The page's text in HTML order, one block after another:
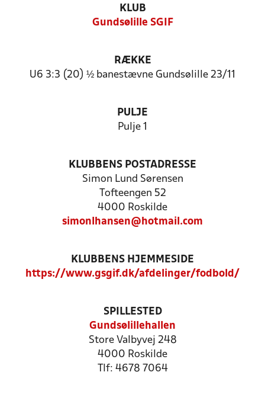
KLUB
Gundsølille SGIF
RÆKKE
U6 3:3 (20) ½ banestævne Gundsølille 23/11
PULJE
Pulje 1
KLUBBENS POSTADRESSE
Simon Lund Sørensen
Tofteengen 52
4000 Roskilde
simonlhansen@hotmail.com
KLUBBENS HJEMMESIDE
https://www.gsgif.dk/afdelinger/fodbold/
SPILLESTED
Gundsølillehallen
Store Valbyvej 248
4000 Roskilde
Tlf: 4678 7064